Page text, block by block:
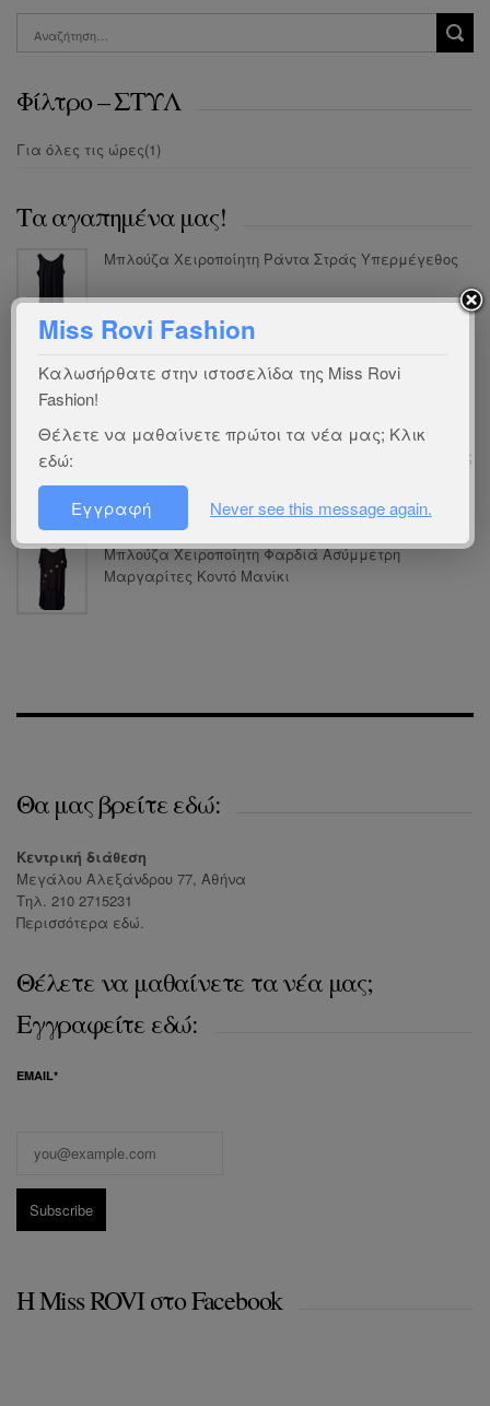
Φίλτρο – ΣΤΥΛ
Για όλες τις ώρες(1)
Τα αγαπημένα μας!
Μπλούζα Χειροποίητη Ράντα Στράς Υπερμέγεθος
Κολάν Μακρύ Βαμβακολύκρα Σούπερ Υπερμέγεθος
Μπλούζα Χειροποίητη Φαρδιά Ασύμμετρη
Μαργαρίτες Κοντό Μανίκι
Θα μας βρείτε εδώ:
Κεντρική διάθεση
Μεγάλου Αλεξάνδρου 77, Αθήνα
Τηλ. 210 2715231
Περισσότερα εδώ.
Θέλετε να μαθαίνετε τα νέα μας;
Εγγραφείτε εδώ:
EMAIL*
Η Miss ROVI στο Facebook
Miss Rovi Fashion
Καλωσήρθατε στην ιστοσελίδα της Miss Rovi
Fashion!
Θέλετε να μαθαίνετε πρώτοι τα νέα μας; Κλικ
εδώ:
Εγγραφή Never see this message again.